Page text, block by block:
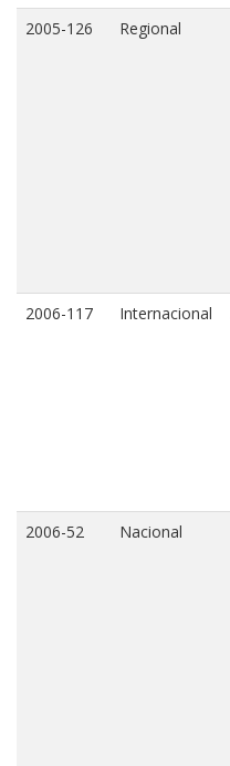
2005-126 Regional
2006-117 Internacional
2006-52 Nacional